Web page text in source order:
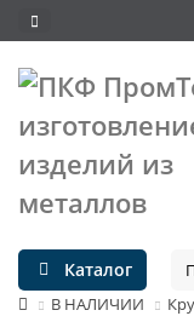
Каталог
В НАЛИЧИИ